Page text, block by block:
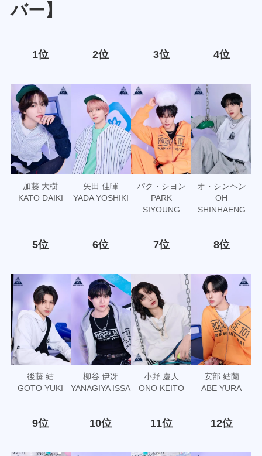
バー】
1位 2位 3位 4位
加藤 大樹
KATO DAIKI
矢田 佳暉
YADA YOSHIKI
パク・シヨン
PARK
SIYOUNG
オ・シンヘン
OH
SHINHAENG
5位 6位 7位 8位
後藤 結
GOTO YUKI
柳谷 伊冴
YANAGIYA ISSA
小野 慶人
ONO KEITO
安部 結蘭
ABE YURA
9位 10位 11位 12位